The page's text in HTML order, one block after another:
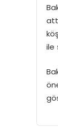
ile